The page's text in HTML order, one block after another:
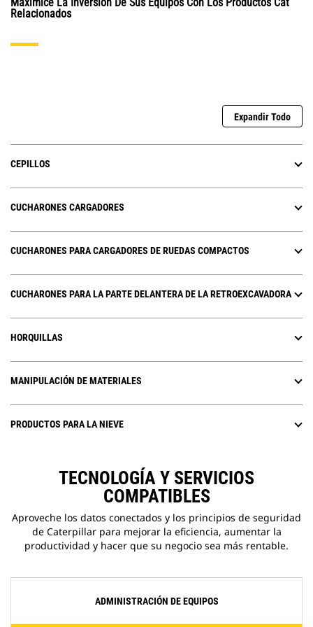
Relacionados
Expandir Todo
CEPILLOS
CUCHARONES CARGADORES
CUCHARONES PARA CARGADORES DE RUEDAS COMPACTOS
CUCHARONES PARA LA PARTE DELANTERA DE LA RETROEXCAVADORA
HORQUILLAS
MANIPULACIÓN DE MATERIALES
PRODUCTOS PARA LA NIEVE
TECNOLOGÍA Y SERVICIOS
COMPATIBLES
Aproveche los datos conectados y los principios de seguridad
de Caterpillar para mejorar la eficiencia, aumentar la
productividad y hacer que su negocio sea más rentable.
ADMINISTRACIÓN DE EQUIPOS